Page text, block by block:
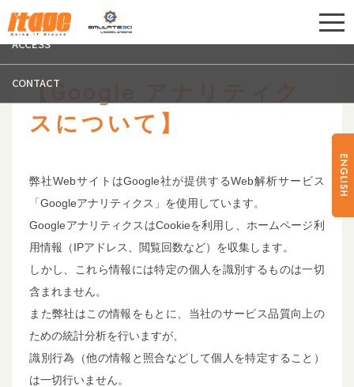
ITAGE コーポレー
ACCESS
CONTACT
【Google アナリティク
スについて】
弊社WebサイトはGoogle社が提供するWeb解析サービス
「Googleアナリティクス」を使用しています。
GoogleアナリティクスはCookieを利用し、ホームページ利
用情報（IPアドレス、閲覧回数など）を収集します。
しかし、これら情報には特定の個人を識別するものは一切
含まれません。
また弊社はこの情報をもとに、当社のサービス品質向上の
ための統計分析を行いますが、
識別行為（他の情報と照合などして個人を特定すること）
は一切行いません。